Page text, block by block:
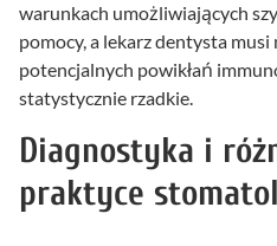
warunkach umożliwiających
pomocy, a lekarz dentysta
potencjalnych powikłań
statystycznie rzadkie.
Diagnostyka i
praktyce